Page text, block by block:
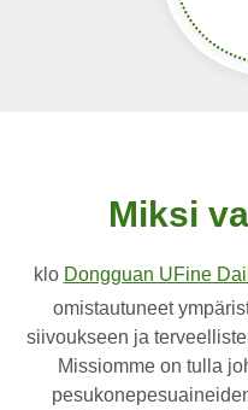
Miksi
klo Dongguan UFine
omistautuneet
siivoukseen ja
Missiomme on tulla